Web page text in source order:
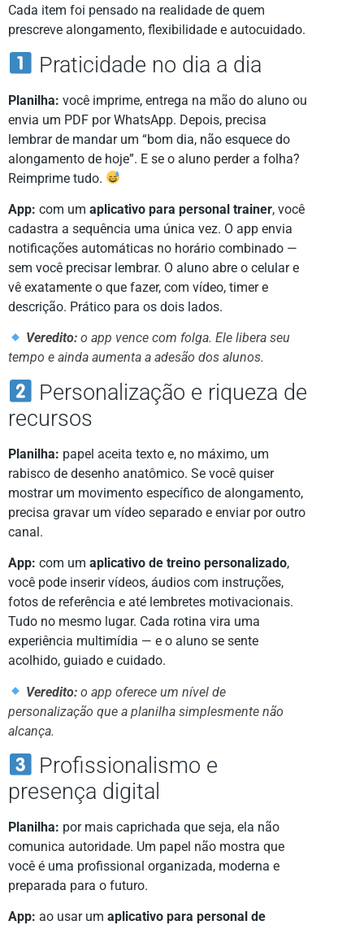
Cada item foi pensado na realidade de quem
prescreve alongamento, flexibilidade e autocuidado.
Praticidade no dia a dia
Planilha: você imprime, entrega na mão do aluno ou
envia um PDF por WhatsApp. Depois, precisa
lembrar de mandar um “bom dia, não esquece do
alongamento de hoje”. E se o aluno perder a folha?
Reimprime tudo.
App: com um aplicativo para personal trainer, você
cadastra a sequência uma única vez. O app envia
notificações automáticas no horário combinado —
sem você precisar lembrar. O aluno abre o celular e
vê exatamente o que fazer, com vídeo, timer e
descrição. Prático para os dois lados.
Veredito: o app vence com folga. Ele libera seu
tempo e ainda aumenta a adesão dos alunos.
Personalização e riqueza de
recursos
Planilha: papel aceita texto e, no máximo, um
rabisco de desenho anatômico. Se você quiser
mostrar um movimento específico de alongamento,
precisa gravar um vídeo separado e enviar por outro
canal.
App: com um aplicativo de treino personalizado,
você pode inserir vídeos, áudios com instruções,
fotos de referência e até lembretes motivacionais.
Tudo no mesmo lugar. Cada rotina vira uma
experiência multimídia — e o aluno se sente
acolhido, guiado e cuidado.
Veredito: o app oferece um nível de
personalização que a planilha simplesmente não
alcança.
Profissionalismo e
presença digital
Planilha: por mais caprichada que seja, ela não
comunica autoridade. Um papel não mostra que
você é uma profissional organizada, moderna e
preparada para o futuro.
App: ao usar um aplicativo para personal de